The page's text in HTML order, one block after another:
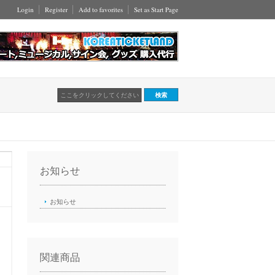
Login Register Add to favorites Set as Start Page
お知らせ
お知らせ
関連商品